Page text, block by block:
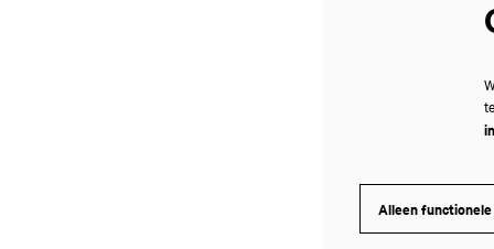
Alleen